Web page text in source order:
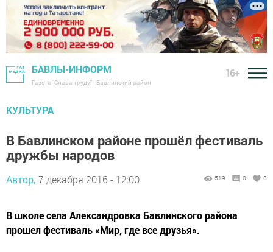
БАВЛЫ-ИНФОРМ
Газета "Слава труду" - Бавлинский район
16+
КУЛЬТУРА
В Бавлинском районе прошёл фестиваль
дружбы народов
Автор, 7 декабря 2016 - 12:00 519 0 0
В школе села Александровка Бавлинского района
прошел фестиваль «Мир, где все друзья».